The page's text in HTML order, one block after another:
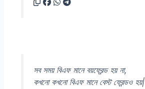
সব সময় বিএফ মানে বয়ফ্রেন্ড হয় না,
কখনো কখনো বিএফ মানে বেস্ট ফ্রেন্ডও হয়|